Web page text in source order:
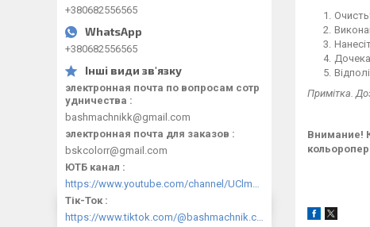
Примітка.
Внимание!
+380682556565
+380682556565
электронная почта по вопросам сотр
удничества
bashmachnikk@gmail.com
электронная почта для заказов
bskcolorr@gmail.com
ЮТБ канал
https://www.youtube.com/channel/UClmpExjfqH65_PkVWCmgPbQ
Тік-Ток
https://www.tiktok.com/@bashmachnik.com.ua